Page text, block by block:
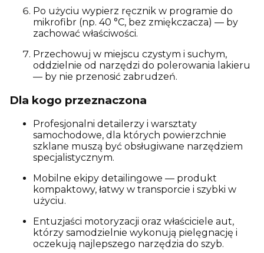
Po użyciu wypierz ręcznik w programie do
mikrofibr (np. 40 °C, bez zmiękczacza) — by
zachować właściwości.
Przechowuj w miejscu czystym i suchym,
oddzielnie od narzędzi do polerowania lakieru
— by nie przenosić zabrudzeń.
Dla kogo przeznaczona
Profesjonalni detailerzy i warsztaty
samochodowe, dla których powierzchnie
szklane muszą być obsługiwane narzędziem
specjalistycznym.
Mobilne ekipy detailingowe — produkt
kompaktowy, łatwy w transporcie i szybki w
użyciu.
Entuzjaści motoryzacji oraz właściciele aut,
którzy samodzielnie wykonują pielęgnację i
oczekują najlepszego narzędzia do szyb.